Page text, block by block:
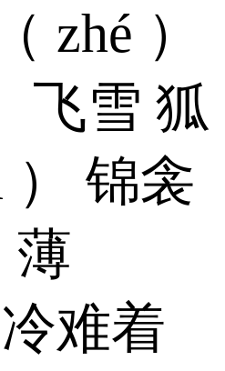
zhé ）
飞雪 狐
） 锦衾
薄
冷难着